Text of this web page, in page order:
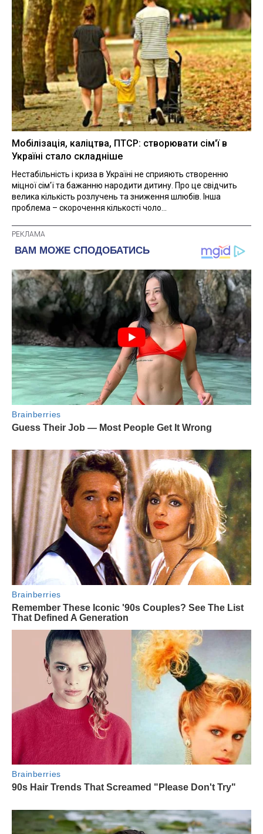
Мобілізація, каліцтва, ПТСР: створювати сім'ї в
Україні стало складніше
Нестабільність і криза в Україні не сприяють створенню
міцної сім'ї та бажанню народити дитину. Про це свідчить
велика кількість розлучень та зниження шлюбів. Інша
проблема – скорочення кількості чоло...